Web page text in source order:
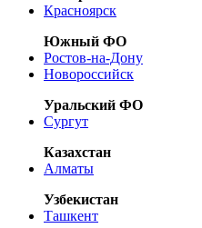
Красноярск
Южный ФО
Ростов-на-Дону
Новороссийск
Уральский ФО
Сургут
Казахстан
Алматы
Узбекистан
Ташкент